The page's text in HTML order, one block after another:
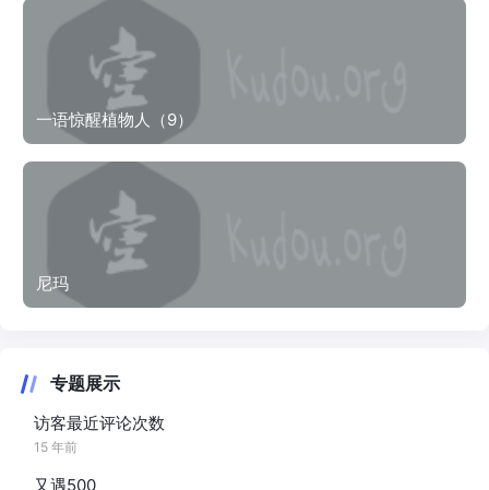
一语惊醒植物人（9）
尼玛
专题展示
访客最近评论次数
15 年前
又遇500